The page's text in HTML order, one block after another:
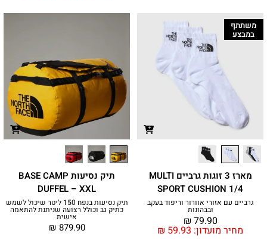
משתתף
במבצע
מארז 3 זוגות גרביים MULTI
SPORT CUSHION 1/4
גרביים עם אזורי אוורור וריפוד בעקב
ובבהונות
מחיר מועדון: ₪ 59.93
₪ 79.90
תיק נסיעות BASE CAMP
DUFFEL – XXL
תיק נסיעות בנפח 150 ליטר שיכול לשמש
כתיק גב וכולל רצועה שניתנת להתאמה
אישית
₪ 879.90